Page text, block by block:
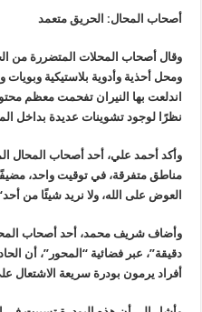
أصحاب المحال: الحريق متعمد
ومحل أحذية وأدوية بلاستيكية
نظرًا لوجود تشوينات عديدة بداخل
وأكد أحمد علي، أحد أصحاب المحال
مناطق متفرقة، في توقيت واحد،
العوض على الله، ولا نريد شيئًا من أحد
أفراد يرمون بودرة سريعة الاشتعال